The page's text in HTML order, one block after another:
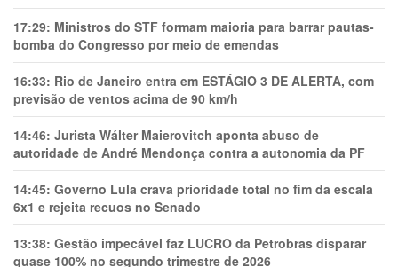
17:29: Ministros do STF formam maioria para barrar pautas-
bomba do Congresso por meio de emendas
16:33: Rio de Janeiro entra em ESTÁGIO 3 DE ALERTA, com
previsão de ventos acima de 90 km/h
14:46: Jurista Wálter Maierovitch aponta abuso de
autoridade de André Mendonça contra a autonomia da PF
14:45: Governo Lula crava prioridade total no fim da escala
6x1 e rejeita recuos no Senado
13:38: Gestão impecável faz LUCRO da Petrobras disparar
quase 100% no segundo trimestre de 2026